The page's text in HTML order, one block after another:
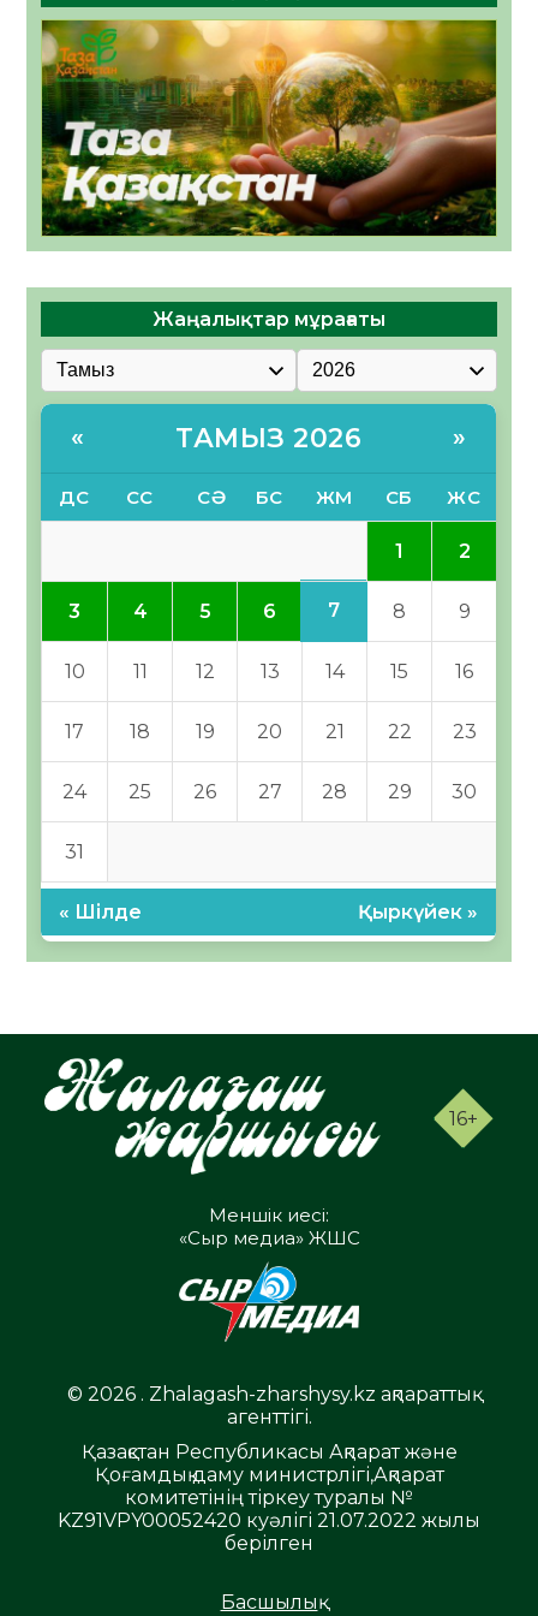
Жаңалықтар мұрағаты
« ТАМЫЗ 2026 »
ДС СС СӘ БС ЖМ СБ ЖС
1 2
3 4 5 6 7 8 9
10 11 12 13 14 15 16
17 18 19 20 21 22 23
24 25 26 27 28 29 30
31
« Шілде Қыркүйек »
16+
Меншік иесі:
«Сыр медиа» ЖШС
© 2026 . Zhalagash-zharshysy.kz ақпараттық
агенттігі.
Қазақстан Республикасы Ақпарат және
Қоғамдық даму министрлігі,Ақпарат
комитетінің тіркеу туралы №
KZ91VPY00052420 куәлігі 21.07.2022 жылы
берілген
Басшылық